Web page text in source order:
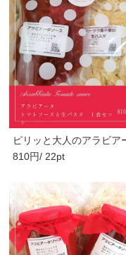
ピリッと大人のアラビア
タソースと生パ..
810円/ 22pt